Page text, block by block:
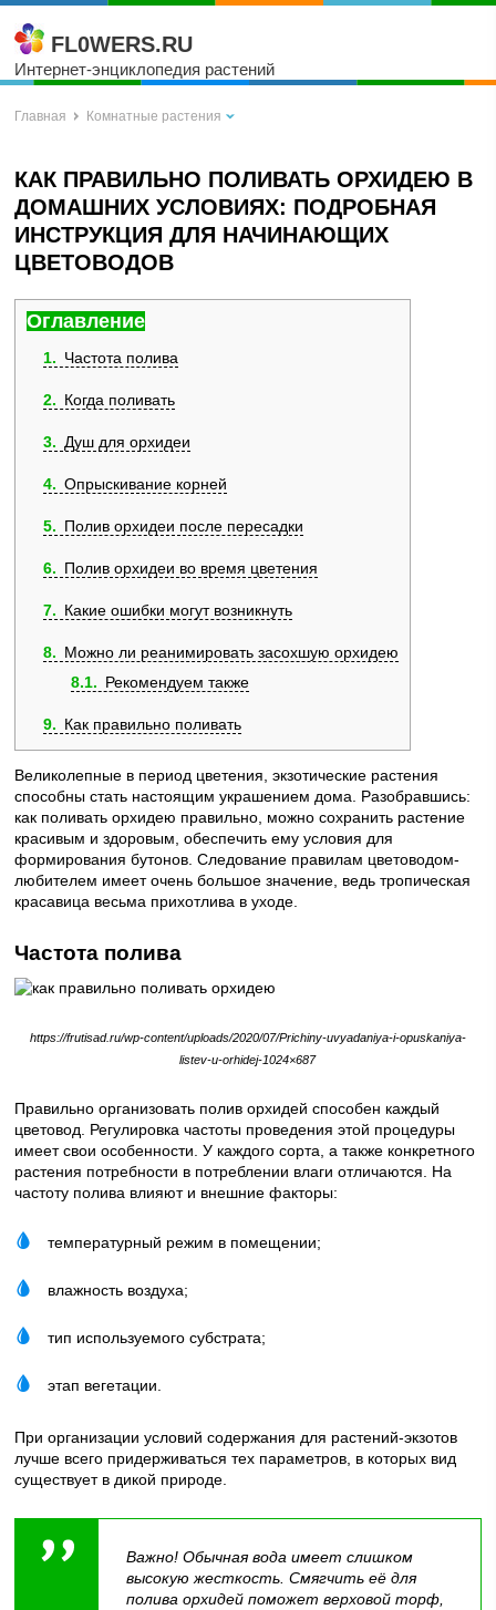
FL0WERS.RU
Интернет-энциклопедия растений
Главная Комнатные растения
КАК ПРАВИЛЬНО ПОЛИВАТЬ ОРХИДЕЮ В
ДОМАШНИХ УСЛОВИЯХ: ПОДРОБНАЯ
ИНСТРУКЦИЯ ДЛЯ НАЧИНАЮЩИХ
ЦВЕТОВОДОВ
Оглавление
1 Частота полива
2 Когда поливать
3 Душ для орхидеи
4 Опрыскивание корней
5 Полив орхидеи после пересадки
6 Полив орхидеи во время цветения
7 Какие ошибки могут возникнуть
8
Можно ли реанимировать засохшую орхидею
8.1
Рекомендуем также
9 Как правильно поливать
Великолепные в период цветения, экзотические растения
способны стать настоящим украшением дома. Разобравшись:
как поливать орхидею правильно, можно сохранить растение
красивым и здоровым, обеспечить ему условия для
формирования бутонов. Следование правилам цветоводом-
любителем имеет очень большое значение, ведь тропическая
красавица весьма прихотлива в уходе.
Частота полива
https://frutisad.ru/wp-content/uploads/2020/07/Prichiny-uvyadaniya-i-opuskaniya-
listev-u-orhidej-1024×687
Правильно организовать полив орхидей способен каждый
цветовод. Регулировка частоты проведения этой процедуры
имеет свои особенности. У каждого сорта, а также конкретного
растения потребности в потреблении влаги отличаются. На
частоту полива влияют и внешние факторы:
температурный режим в помещении;
влажность воздуха;
тип используемого субстрата;
этап вегетации.
При организации условий содержания для растений-экзотов
лучше всего придерживаться тех параметров, в которых вид
существует в дикой природе.
Важно! Обычная вода имеет слишком
высокую жесткость. Смягчить её для
полива орхидей поможет верховой торф,